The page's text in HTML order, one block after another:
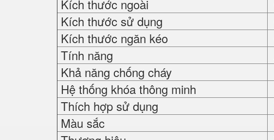
Kích thước ngoài
Kích thước sử dụng
Kích thước ngăn kéo
Tính năng
Khả năng chống cháy
Hệ thống khóa thông minh
Thích hợp sử dụng
Màu sắc